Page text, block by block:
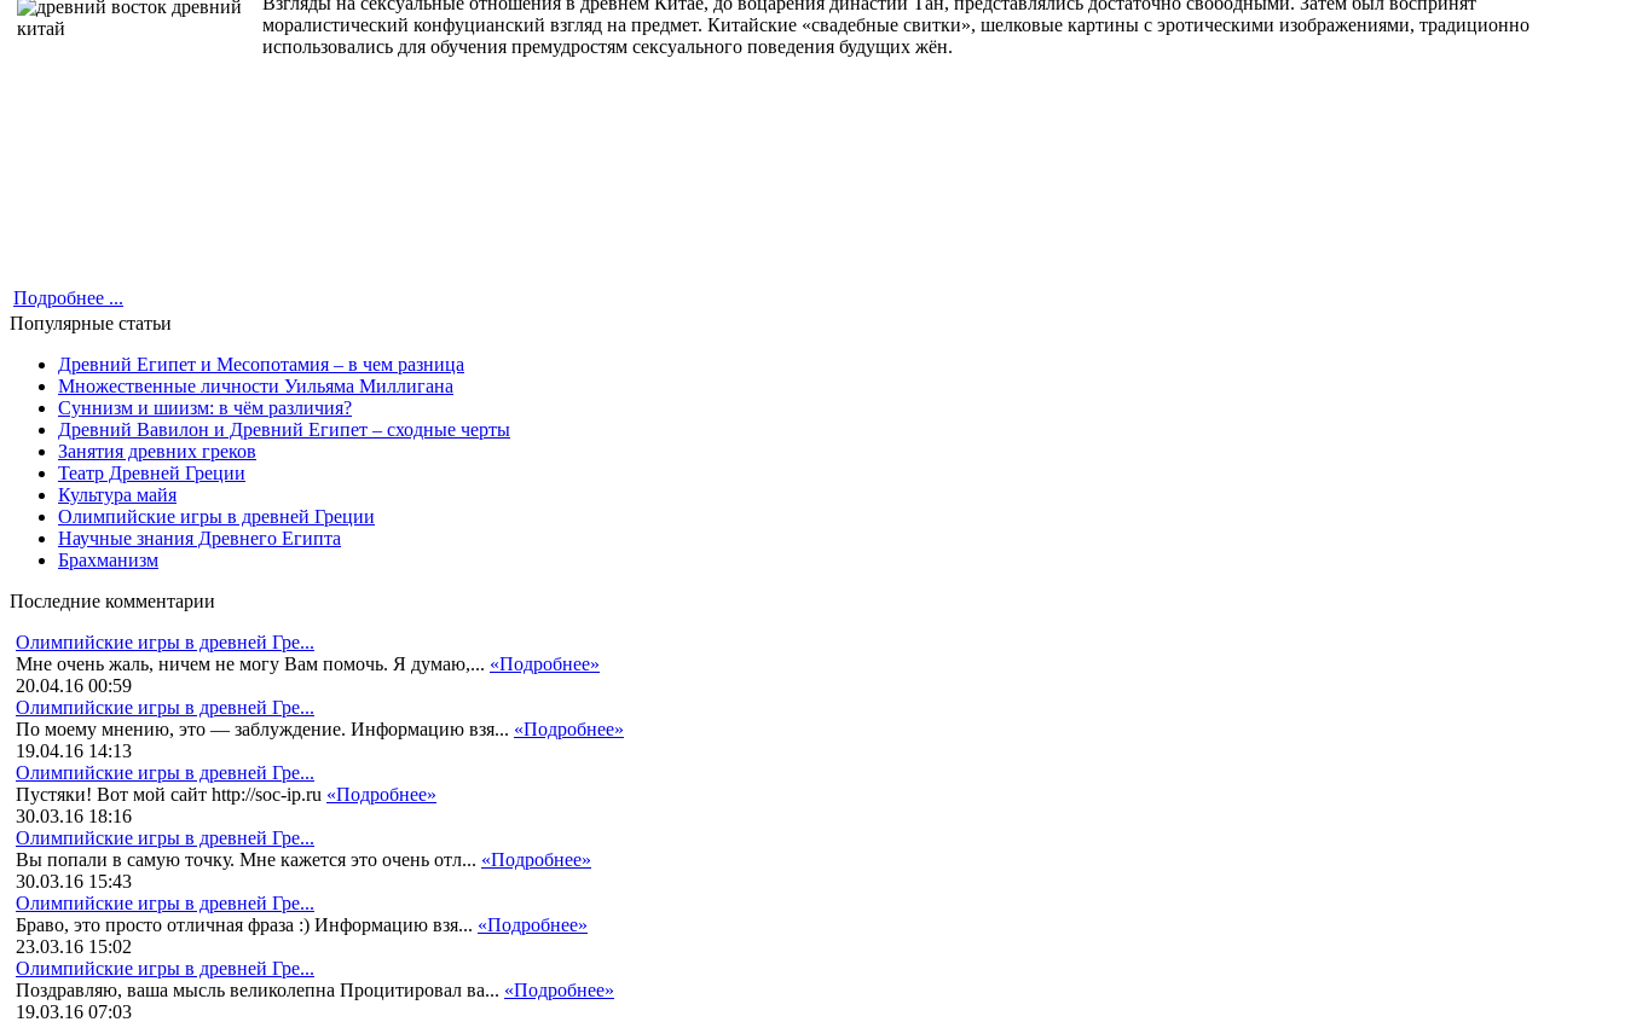
моралистический конфуцианский взгляд на предмет. Китайские «свадебные свитки», шелковые картины с эротическими изображениями, традиционно
использовались для обучения премудростям сексуального поведения будущих жён.
Подробнее ...
Популярные статьи
Древний Египет и Месопотамия – в чем разница
Множественные личности Уильяма Миллигана
Суннизм и шиизм: в чём различия?
Древний Вавилон и Древний Египет – сходные черты
Занятия древних греков
Театр Древней Греции
Культура майя
Олимпийские игры в древней Греции
Научные знания Древнего Египта
Брахманизм
Последние комментарии
Олимпийские игры в древней Гре...
Мне очень жаль, ничем не могу Вам помочь. Я думаю,... «Подробнее»
20.04.16 00:59
Олимпийские игры в древней Гре...
По моему мнению, это — заблуждение. Информацию взя... «Подробнее»
19.04.16 14:13
Олимпийские игры в древней Гре...
Пустяки! Вот мой сайт http://soc-ip.ru «Подробнее»
30.03.16 18:16
Олимпийские игры в древней Гре...
Вы попали в самую точку. Мне кажется это очень отл... «Подробнее»
30.03.16 15:43
Олимпийские игры в древней Гре...
Браво, это просто отличная фраза :) Информацию взя... «Подробнее»
23.03.16 15:02
Олимпийские игры в древней Гре...
Поздравляю, ваша мысль великолепна Процитировал ва... «Подробнее»
19.03.16 07:03